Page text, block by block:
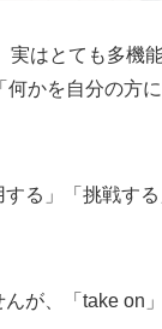
はとても多機
かを自分の方
る」「挑戦す
が、「take on